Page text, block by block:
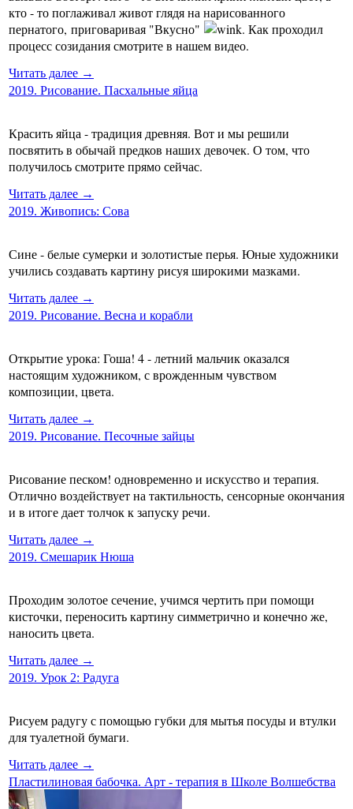
кто - то поглаживал живот глядя на нарисованного
пернатого, приговаривая "Вкусно"
. Как проходил
процесс созидания смотрите в нашем видео.
Читать далее →
2019. Рисование. Пасхальные яйца
Красить яйца - традиция древняя. Вот и мы решили
посвятить в обычай предков наших девочек. О том, что
получилось смотрите прямо сейчас.
Читать далее →
2019. Живопись: Сова
Сине - белые сумерки и золотистые перья. Юные художники
учились создавать картину рисуя широкими мазками.
Читать далее →
2019. Рисование. Весна и корабли
Открытие урока: Гоша! 4 - летний мальчик оказался
настоящим художником, с врожденным чувством
композиции, цвета.
Читать далее →
2019. Рисование. Песочные зайцы
Рисование песком! одновременно и искусство и терапия.
Отлично воздействует на тактильность, сенсорные окончания
и в итоге дает толчок к запуску речи.
Читать далее →
2019. Смешарик Нюша
Проходим золотое сечение, учимся чертить при помощи
кисточки, переносить картину симметрично и конечно же,
наносить цвета.
Читать далее →
2019. Урок 2: Радуга
Рисуем радугу с помощью губки для мытья посуды и втулки
для туалетной бумаги.
Читать далее →
Пластилиновая бабочка. Арт - терапия в Школе Волшебства